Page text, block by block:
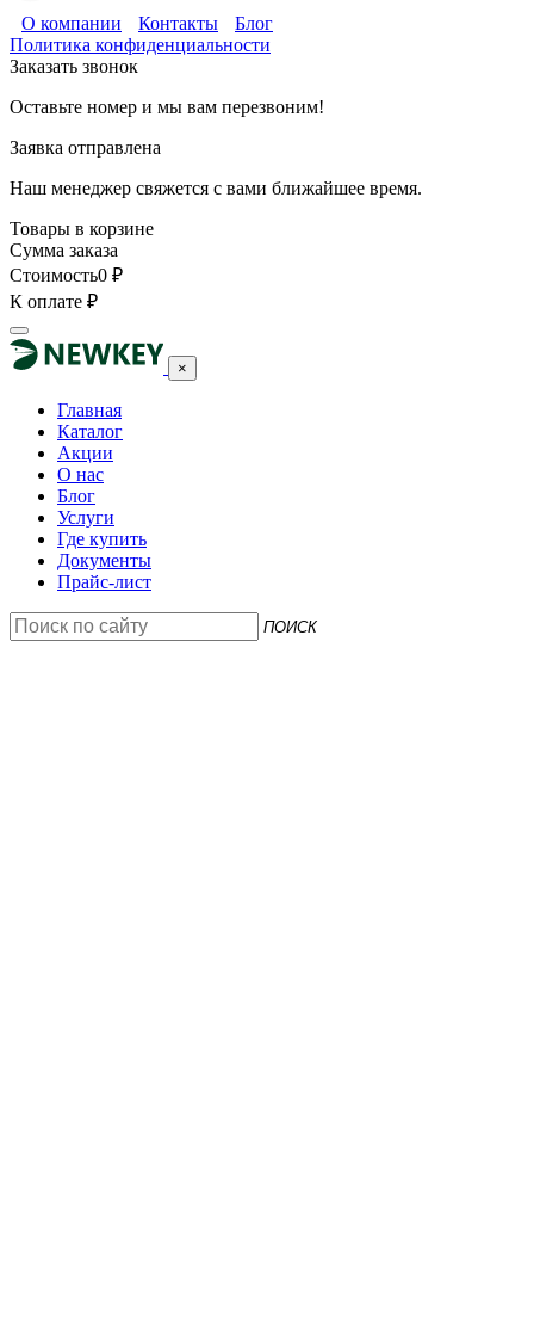
О компании Контакты
Блог
Политика конфиденциальности
Заказать звонок
Оставьте номер и мы вам перезвоним!
Заявка отправлена
Наш менеджер свяжется с вами ближайшее время.
Товары в корзине
Сумма заказа
Стоимость0 ₽
К оплате ₽
×
Главная
Каталог
Акции
О нас
Блог
Услуги
Где купить
Документы
Прайс-лист
ПОИСК